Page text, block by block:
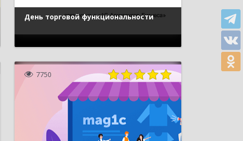
День торговой функциональности
7750